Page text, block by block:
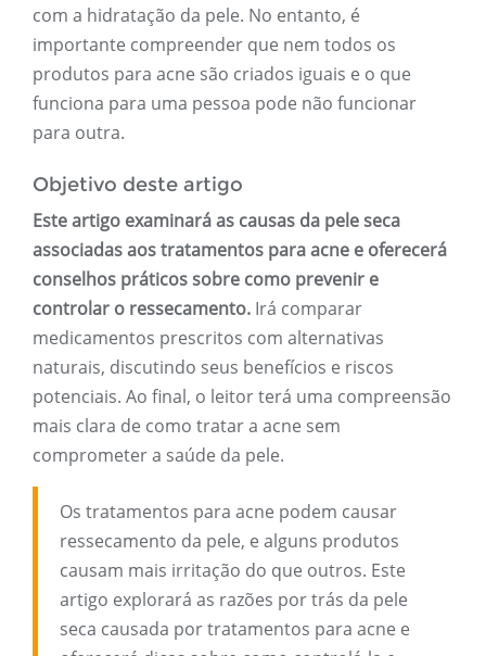
com a hidratação da pele. No entanto, é
importante compreender que nem todos os
produtos para acne são criados iguais e o que
funciona para uma pessoa pode não funcionar
para outra.
Objetivo deste artigo
Este artigo examinará as causas da pele seca
associadas aos tratamentos para acne e oferecerá
conselhos práticos sobre como prevenir e
controlar o ressecamento. Irá comparar
medicamentos prescritos com alternativas
naturais, discutindo seus benefícios e riscos
potenciais. Ao final, o leitor terá uma compreensão
mais clara de como tratar a acne sem
comprometer a saúde da pele.
Os tratamentos para acne podem causar
ressecamento da pele, e alguns produtos
causam mais irritação do que outros. Este
artigo explorará as razões por trás da pele
seca causada por tratamentos para acne e